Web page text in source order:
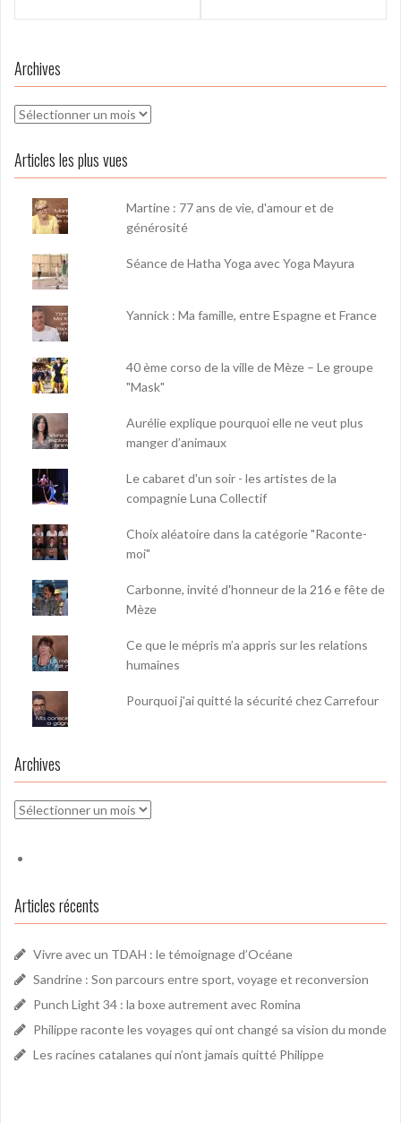
Archives
Archives
Articles les plus vues
Martine : 77 ans de vie, d'amour et de
générosité
Séance de Hatha Yoga avec Yoga Mayura
Yannick : Ma famille, entre Espagne et France
40 ème corso de la ville de Mèze – Le groupe
"Mask"
Aurélie explique pourquoi elle ne veut plus
manger d’animaux
Le cabaret d'un soir - les artistes de la
compagnie Luna Collectif
Choix aléatoire dans la catégorie "Raconte-
moi"
Carbonne, invité d'honneur de la 216 e fête de
Mèze
Ce que le mépris m’a appris sur les relations
humaines
Pourquoi j'ai quitté la sécurité chez Carrefour
Archives
Archives
Articles récents
Vivre avec un TDAH : le témoignage d’Océane
Sandrine : Son parcours entre sport, voyage et reconversion
Punch Light 34 : la boxe autrement avec Romina
Philippe raconte les voyages qui ont changé sa vision du monde
Les racines catalanes qui n’ont jamais quitté Philippe